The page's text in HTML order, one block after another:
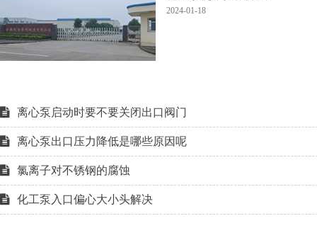
2024-01-18
离心泵启动时要不要关闭出口阀门
离心泵出口压力降低是哪些原因呢
氯离子对不锈钢的腐蚀
化工泵入口偏心大小头解决